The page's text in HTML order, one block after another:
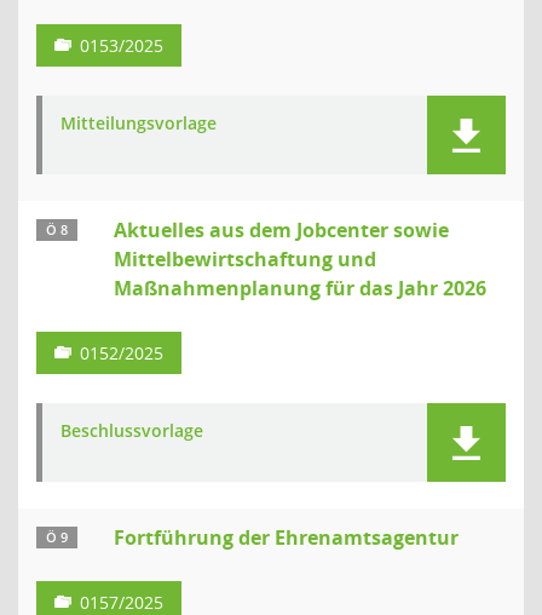
0153/2025
Mitteilungsvorlage
Ö 8
Aktuelles aus dem Jobcenter sowie
Mittelbewirtschaftung und
Maßnahmenplanung für das Jahr 2026
0152/2025
Beschlussvorlage
Ö 9 Fortführung der Ehrenamtsagentur
0157/2025